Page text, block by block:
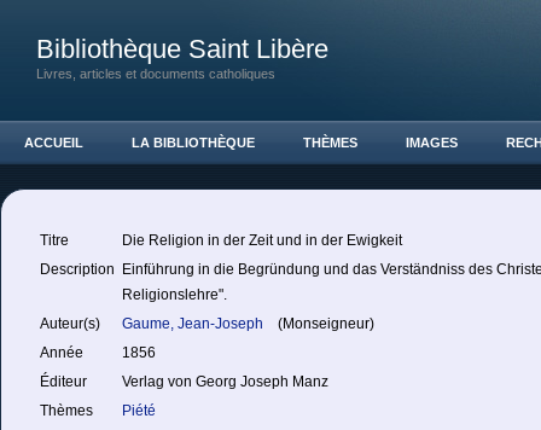
Bibliothèque Saint Libère
Livres, articles et documents catholiques
ACCUEIL LA BIBLIOTHÈQUE THÈMES IMAGES
Titre
Die Religion in der Zeit und in der Ewigkeit
Description
Einführung in die Begründung und das Verständniss des
Religionslehre".
Auteur(s)
Gaume, Jean-Joseph
(Monseigneur)
Année
1856
Éditeur
Verlag von Georg Joseph Manz
Thèmes
Piété